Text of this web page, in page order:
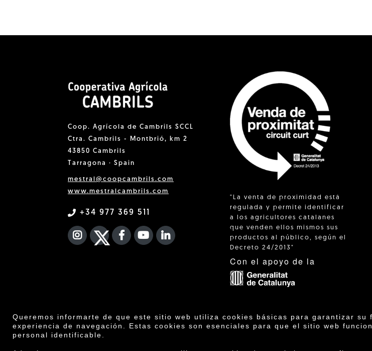
Queremos informarte de que este sitio web utiliza cookies básicas para garantizar su
experiencia de navegación. Estas cookies son esenciales para que el sitio web
personal identificable.
Coop. Agrícola de Cambrils SCCL
Ctra. Cambrils - Montbrió, km 2
43850 Cambrils
Tarragona · Spain
mestral@coopcambrils.com
www.mestralcambrils.com
+34 977 369 511
INSTAGRAM
TWITTER
FACEBOOK F
YOUTUBEFA LINKEDIN IN
"La venta de proximidad está
regulada y permite identificar
a los agricultores catalanes
que venden ellos mismos sus
productos al público, según el
Decreto 24/2013"
Con el apoyo de la